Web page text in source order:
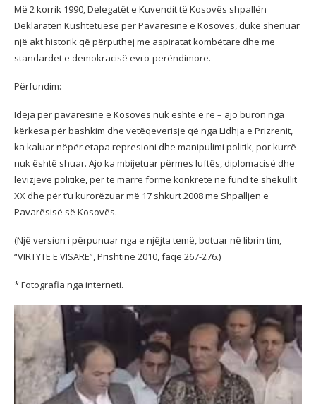
Më 2 korrik 1990, Delegatët e Kuvendit të Kosovës shpallën
Deklaratën Kushtetuese për Pavarësinë e Kosovës, duke shënuar
një akt historik që përputhej me aspiratat kombëtare dhe me
standardet e demokracisë evro-perëndimore.
Përfundim:
Ideja për pavarësinë e Kosovës nuk është e re – ajo buron nga
kërkesa për bashkim dhe vetëqeverisje që nga Lidhja e Prizrenit,
ka kaluar nëpër etapa represioni dhe manipulimi politik, por kurrë
nuk është shuar. Ajo ka mbijetuar përmes luftës, diplomacisë dhe
lëvizjeve politike, për të marrë formë konkrete në fund të shekullit
XX dhe për t’u kurorëzuar më 17 shkurt 2008 me Shpalljen e
Pavarësisë së Kosovës.
(Një version i përpunuar nga e njëjta temë, botuar në librin tim,
“VIRTYTE E VISARE”, Prishtinë 2010, faqe 267-276.)
* Fotografia nga interneti.